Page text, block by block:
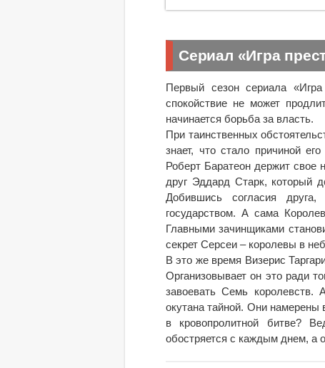
Сериал «Игра
Первый сезон сериала
спокойствие не может
начинается борьба за власть.
При таинственных
знает, что стало причиной
Роберт Баратеон держит свое
друг Эддард Старк, который
Добившись согласия
государством. А сама
Главными зачинщиками
секрет Серсеи – королевы в
В это же время Визерис
Организовывает он это ради
завоевать Семь королевств.
окутана тайной. Они намерены
в кровопролитной битве?
обостряется с каждым днем, а